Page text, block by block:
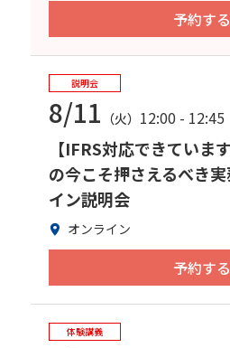
予約する
説明会
8/11 （火） 12:00 - 12:45
【IFRS対応できていま
の今こそ押さえるべき
イン説明会
オンライン
予約する
体験講義